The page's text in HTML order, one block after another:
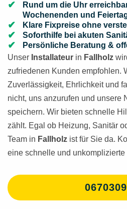
Rund um die Uhr
Wochenenden und
Klare Fixpreise ohne
Soforthilfe bei akuten
Persönliche Beratung &
Unser Installateur in Fallholz
zufriedenen Kunden empfohlen.
Zuverlässigkeit, Ehrlichkeit und
nicht, uns anzurufen und unsere
speichern. Wir bieten schnelle
zählt. Egal ob Heizung, Sanitär
Team in Fallholz ist für Sie da.
eine schnelle und unkomplizierte